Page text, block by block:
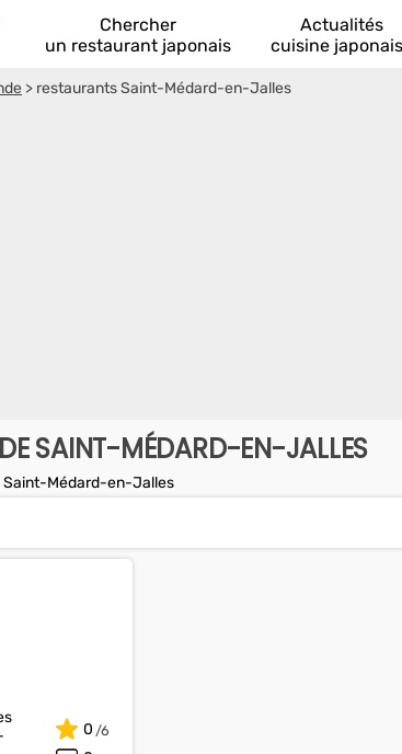
Chercher
un restaurant japonais
Actualités
cuisine
> restaurants Saint-Médard-en-Jalles
SAINT-MÉDARD-EN-JALLES
Saint-Médard-en-Jalles
0